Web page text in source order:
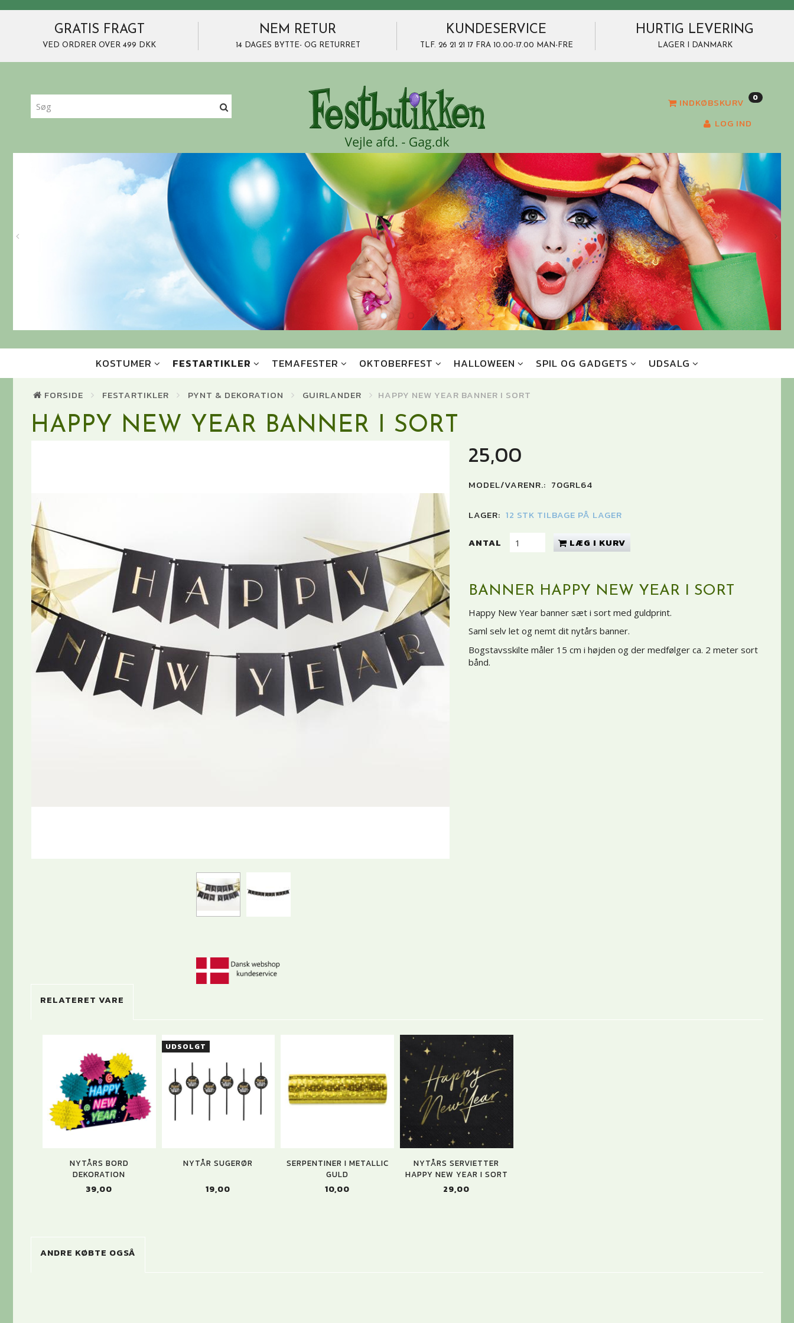
GRATIS FRAGT
VED ORDRER OVER 499 DKK
NEM RETUR
14 DAGES BYTTE- OG RETURRET
KUNDESERVICE
TLF. 26 21 21 17 FRA 10.00-17.00 MAN-FRE
HURTIG LEVERING
LAGER I DANMARK
INDKØBSKURV 0
LOG IND
KOSTUMER FESTARTIKLER TEMAFESTER OKTOBERFEST HALLOWEEN SPIL OG GADGETS UDSALG
FORSIDE FESTARTIKLER PYNT & DEKORATION GUIRLANDER HAPPY NEW YEAR BANNER I SORT
HAPPY NEW YEAR BANNER I SORT
25,00
MODEL/VARENR.: 70GRL64
LAGER: 12 STK TILBAGE PÅ LAGER
ANTAL LÆG I KURV
BANNER HAPPY NEW YEAR I SORT
Happy New Year banner sæt i sort med guldprint.
Saml selv let og nemt dit nytårs banner.
Bogstavsskilte måler 15 cm i højden og der medfølger ca. 2 meter sort
bånd.
RELATERET VARE
NYTÅRS BORD
DEKORATION
39,00
UDSOLGT
NYTÅR SUGERØR
19,00
SERPENTINER I METALLIC
GULD
10,00
NYTÅRS SERVIETTER
HAPPY NEW YEAR I SORT
29,00
ANDRE KØBTE OGSÅ